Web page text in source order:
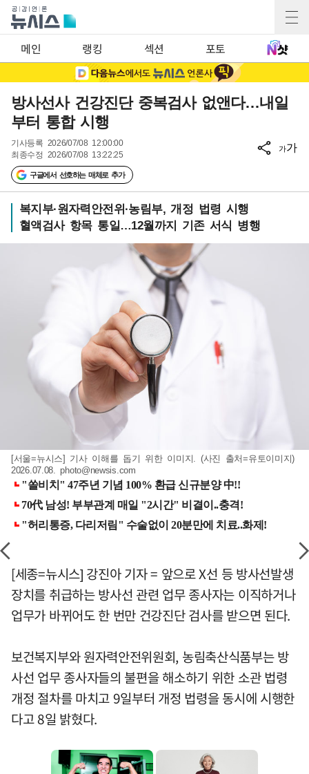
메인 랭킹 섹션 포토
방사선사 건강진단 중복검사 없앤다…내일
부터 통합 시행
기사등록 2026/07/08 12:00:00
최종수정 2026/07/08 13:22:25
구글에서 선호하는 매체로 추가
가가
복지부·원자력안전위·농림부, 개정 법령 시행
혈액검사 항목 통일…12월까지 기존 서식 병행
[서울=뉴시스] 기사 이해를 돕기 위한 이미지. (사진 출처=유토이미지)
2026.07.08.photo@newsis.com
[세종=뉴시스] 강진아 기자 = 앞으로 X선 등 방사선발생
장치를 취급하는 방사선 관련 업무 종사자는 이직하거나
업무가 바뀌어도 한 번만 건강진단 검사를 받으면 된다.
보건복지부와 원자력안전위원회, 농림축산식품부는 방
사선 업무 종사자들의 불편을 해소하기 위한 소관 법령
개정 절차를 마치고 9일부터 개정 법령을 동시에 시행한
다고 8일 밝혔다.